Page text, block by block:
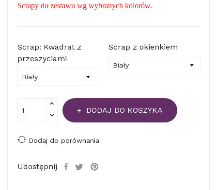
Scrapy do zestawu wg wybranych kolorów.
Scrap: Kwadrat z
przeszyciami
Scrap z okienkiem
DODAJ DO KOSZYKA
Dodaj do porównania
Udostępnij